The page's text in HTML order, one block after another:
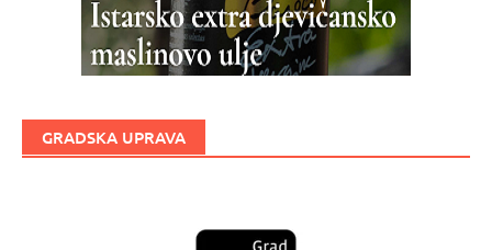
GRADSKA UPRAVA